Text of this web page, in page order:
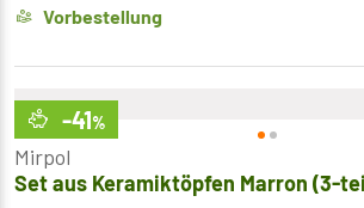
Vorbestellung
-41%
Mirpol
Set aus Keramiktöpfen Marron (3-